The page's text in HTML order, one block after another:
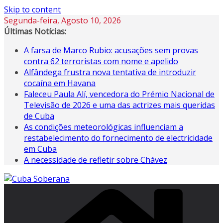
Skip to content
Segunda-feira, Agosto 10, 2026
Últimas Notícias:
A farsa de Marco Rubio: acusações sem provas
contra 62 terroristas com nome e apelido
Alfândega frustra nova tentativa de introduzir
cocaína em Havana
Faleceu Paula Alí, vencedora do Prémio Nacional de
Televisão de 2026 e uma das actrizes mais queridas
de Cuba
As condições meteorológicas influenciam a
restabelecimento do fornecimento de electricidade
em Cuba
A necessidade de refletir sobre Chávez